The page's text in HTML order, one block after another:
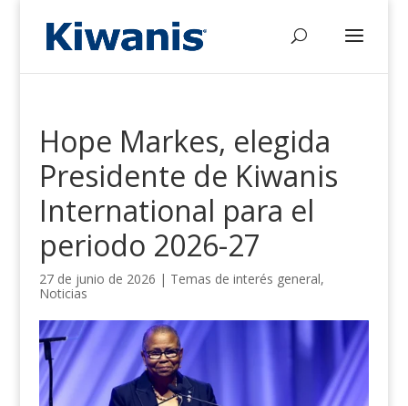
Hope Markes, elegida
Presidente de Kiwanis
International para el
periodo 2026-27
27 de junio de 2026 | Temas de interés general,
Noticias